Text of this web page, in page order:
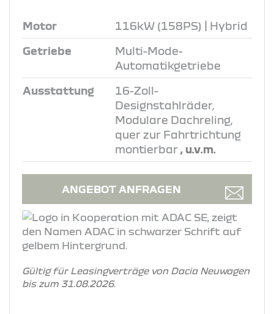
Motor 116kW (158PS) | Hybrid
Getriebe
Multi-Mode-
Automatikgetriebe
Ausstattung
16-Zoll-
Designstahlräder,
Modulare Dachreling,
quer zur Fahrtrichtung
montierbar , u.v.m.
ANGEBOT ANFRAGEN
Gültig für Leasingverträge von Dacia Neuwagen
bis zum 31.08.2026.